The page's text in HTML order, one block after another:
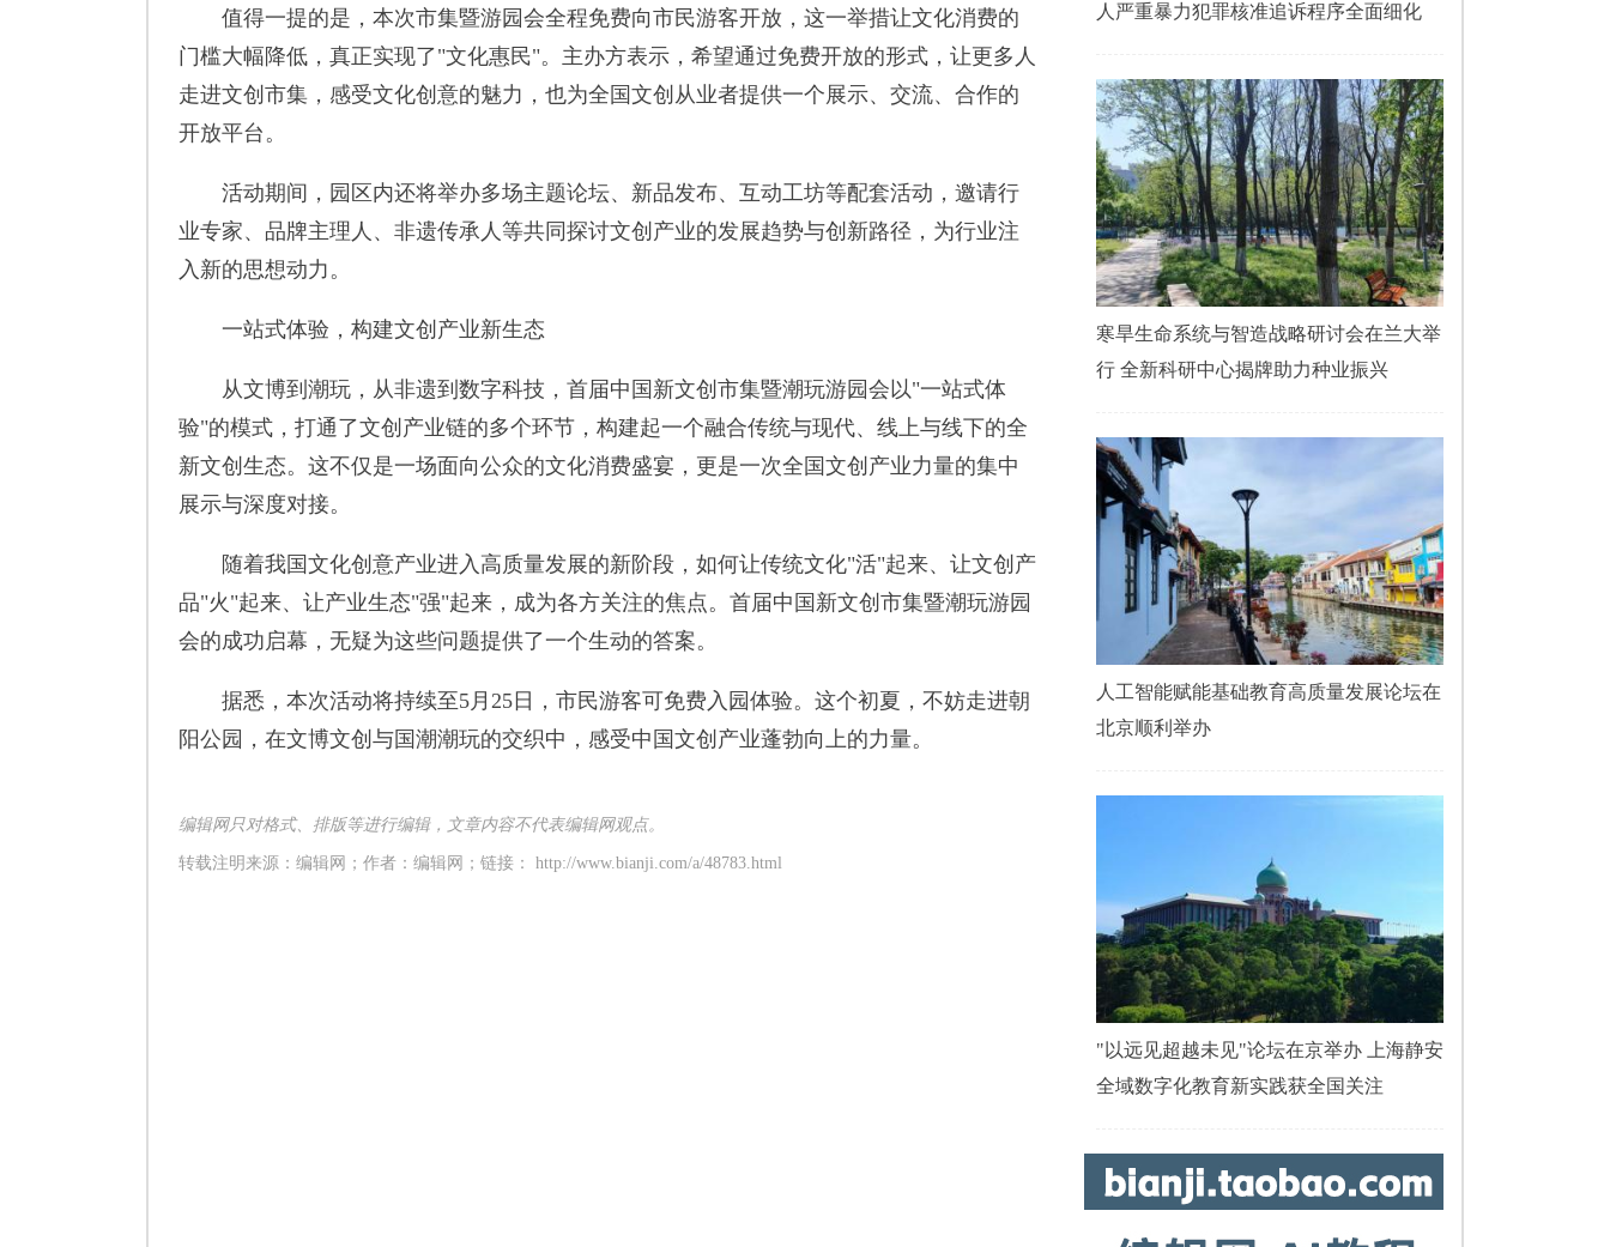
值得一提的是，本次市集暨游园会全程免费向市民游客开放，这一举措让文化消费的
门槛大幅降低，真正实现了"文化惠民"。主办方表示，希望通过免费开放的形式，让更多人
走进文创市集，感受文化创意的魅力，也为全国文创从业者提供一个展示、交流、合作的
开放平台。
活动期间，园区内还将举办多场主题论坛、新品发布、互动工坊等配套活动，邀请行
业专家、品牌主理人、非遗传承人等共同探讨文创产业的发展趋势与创新路径，为行业注
入新的思想动力。
一站式体验，构建文创产业新生态
从文博到潮玩，从非遗到数字科技，首届中国新文创市集暨潮玩游园会以"一站式体
验"的模式，打通了文创产业链的多个环节，构建起一个融合传统与现代、线上与线下的全
新文创生态。这不仅是一场面向公众的文化消费盛宴，更是一次全国文创产业力量的集中
展示与深度对接。
随着我国文化创意产业进入高质量发展的新阶段，如何让传统文化"活"起来、让文创产
品"火"起来、让产业生态"强"起来，成为各方关注的焦点。首届中国新文创市集暨潮玩游园
会的成功启幕，无疑为这些问题提供了一个生动的答案。
据悉，本次活动将持续至5月25日，市民游客可免费入园体验。这个初夏，不妨走进朝
阳公园，在文博文创与国潮潮玩的交织中，感受中国文创产业蓬勃向上的力量。
编辑网只对格式、排版等进行编辑，文章内容不代表编辑网观点。
转载注明来源：编辑网；作者： 编辑网 ；链接： http://www.bianji.com/a/48783.html
人严重暴力犯罪核准追诉程序全面细化
寒旱生命系统与智造战略研讨会在兰大举
行 全新科研中心揭牌助力种业振兴
人工智能赋能基础教育高质量发展论坛在
北京顺利举办
"以远见超越未见"论坛在京举办 上海静安
全域数字化教育新实践获全国关注